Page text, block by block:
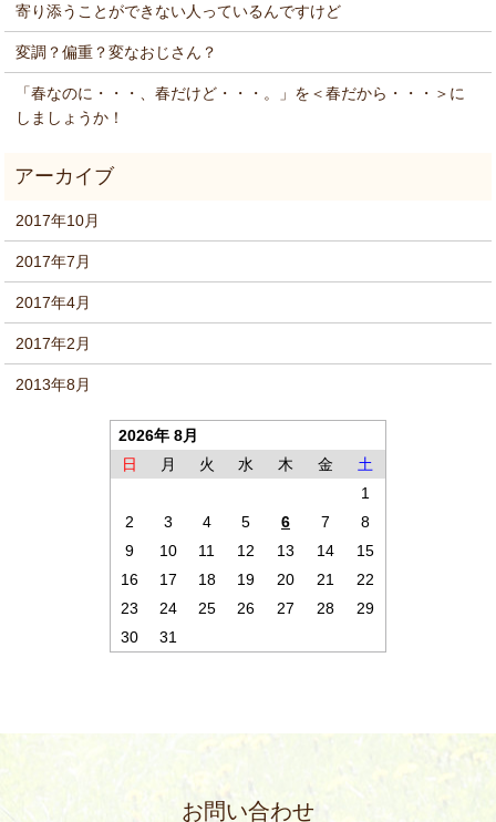
寄り添うことができない人っているんですけど
変調？偏重？変なおじさん？
「春なのに・・・、春だけど・・・。」を＜春だから・・・＞に
しましょうか！
2017年10月
2017年7月
2017年4月
2017年2月
2013年8月
2026年 8月
日
月 火 水 木 金
土
1
2
3 4 5 6 7
8
9
10 11 12 13 14
15
16
17 18 19 20 21
22
23
24 25 26 27 28
29
30
31
お問い合わせ